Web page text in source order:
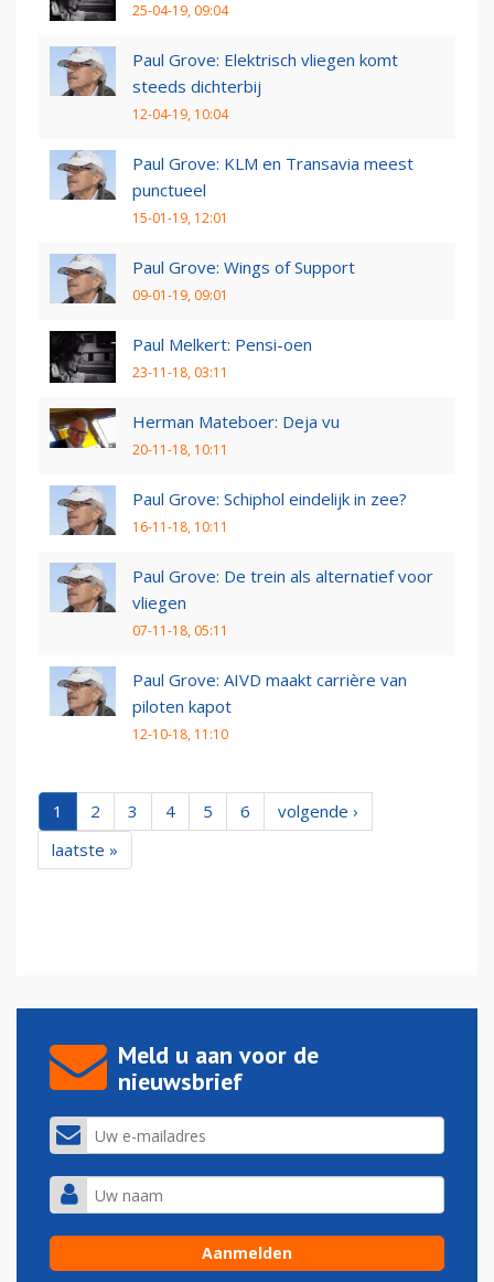
25-04-19, 09:04
Paul Grove: Elektrisch vliegen komt
steeds dichterbij
12-04-19, 10:04
Paul Grove: KLM en Transavia meest
punctueel
15-01-19, 12:01
Paul Grove: Wings of Support
09-01-19, 09:01
Paul Melkert: Pensi-oen
23-11-18, 03:11
Herman Mateboer: Deja vu
20-11-18, 10:11
Paul Grove: Schiphol eindelijk in zee?
16-11-18, 10:11
Paul Grove: De trein als alternatief voor
vliegen
07-11-18, 05:11
Paul Grove: AIVD maakt carrière van
piloten kapot
12-10-18, 11:10
1 2 3 4 5 6
volgende ›
laatste »
Meld u aan voor de
nieuwsbrief